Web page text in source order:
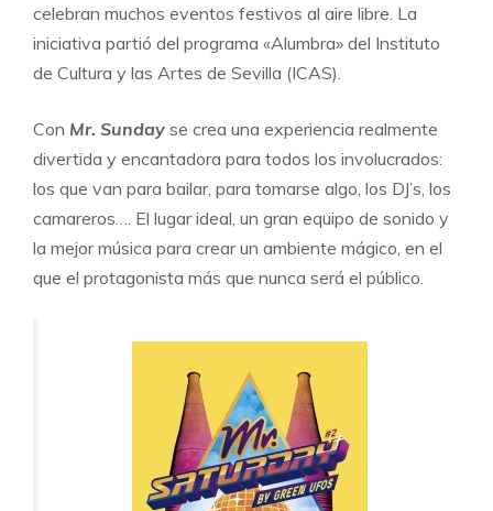
celebran muchos eventos festivos al aire libre. La
iniciativa partió del programa «Alumbra» del Instituto
de Cultura y las Artes de Sevilla (ICAS).
Con Mr. Sunday se crea una experiencia realmente
divertida y encantadora para todos los involucrados:
los que van para bailar, para tomarse algo, los DJ’s, los
camareros…. El lugar ideal, un gran equipo de sonido y
la mejor música para crear un ambiente mágico, en el
que el protagonista más que nunca será el público.